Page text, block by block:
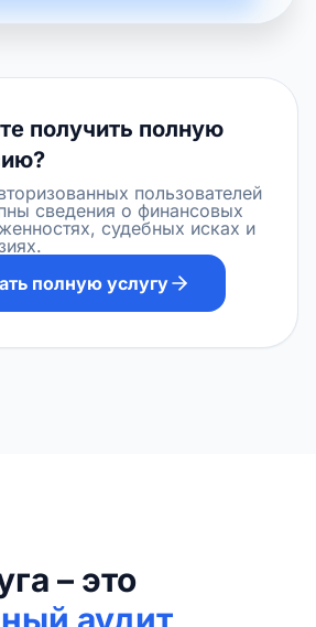
получить полную
пользователей
сведения о финансовых
судебных исках и
полную услугу
– это